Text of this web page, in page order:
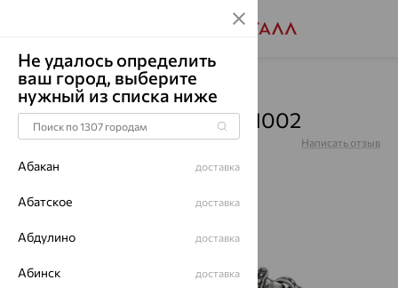
Главная Каталог Браслеты декоративные
Браслет, серебро, RH131002
Артикул:RH131002 Написать отзыв
Не удалось определить
ваш город, выберите
нужный из списка ниже
Абакан доставка
Абатское доставка
Абдулино доставка
Абинск доставка